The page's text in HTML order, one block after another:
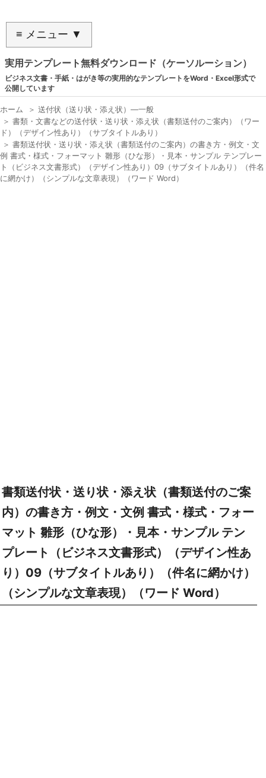
≡ メニュー ▼
実用テンプレート無料ダウンロード（ケーソルーション）
ビジネス文書・手紙・はがき等の実用的なテンプレートをWord・Excel形式で
公開しています
ホーム ＞ 送付状（送り状・添え状）―一般
＞ 書類・文書などの送付状・送り状・添え状（書類送付のご案内）（ワー
ド）（デザイン性あり）（サブタイトルあり）
＞ 書類送付状・送り状・添え状（書類送付のご案内）の書き方・例文・文
例 書式・様式・フォーマット 雛形（ひな形）・見本・サンプル テンプレー
ト（ビジネス文書形式）（デザイン性あり）09（サブタイトルあり）（件名
に網かけ）（シンプルな文章表現）（ワード Word）
書類送付状・送り状・添え状（書類送付のご案
内）の書き方・例文・文例 書式・様式・フォー
マット 雛形（ひな形）・見本・サンプル テン
プレート（ビジネス文書形式）（デザイン性あ
り）09（サブタイトルあり）（件名に網かけ）
（シンプルな文章表現）（ワード Word）